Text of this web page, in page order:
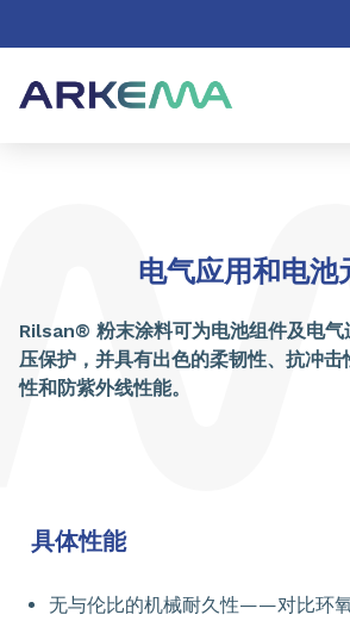
电气应用和电池
Rilsan® 粉末涂料可为电池组件及电气
压保护，并具有出色的柔韧性、抗冲
性和防紫外线性能。
具体性能
无与伦比的机械耐久性——对比环